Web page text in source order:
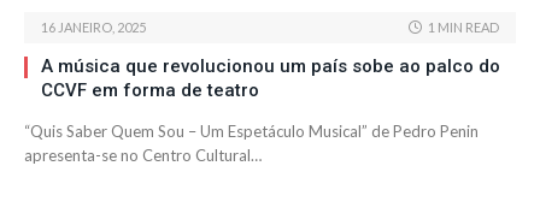
16 JANEIRO, 2025 1 MIN READ
A música que revolucionou um país sobe ao palco do
CCVF em forma de teatro
“Quis Saber Quem Sou – Um Espetáculo Musical” de Pedro Penin
apresenta-se no Centro Cultural…